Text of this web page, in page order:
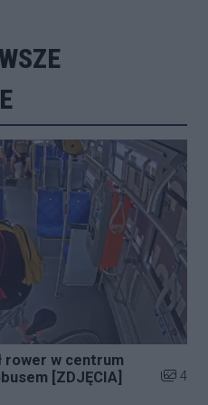
rower w centrum
[ZDJĘCIA]
Liczba
4